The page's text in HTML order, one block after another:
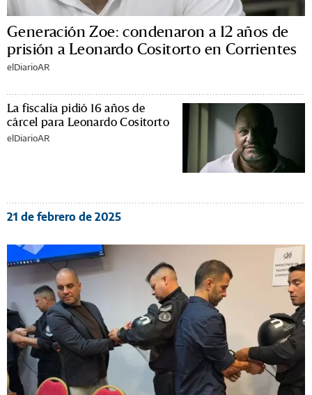
Generación Zoe: condenaron a 12 años de
prisión a Leonardo Cositorto en Corrientes
elDiarioAR
La fiscalía pidió 16 años de
cárcel para Leonardo Cositorto
elDiarioAR
21 de febrero de 2025